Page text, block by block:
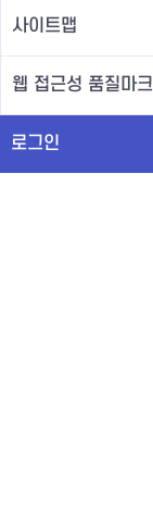
사이트맵
웹 접근성 품질마크
로그인